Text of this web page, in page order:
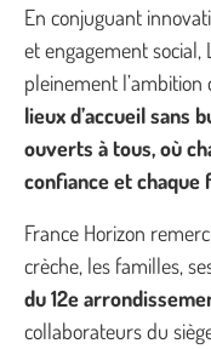
En conjuguant
et engagement social,
pleinement l’ambition
lieux d’accueil sans
ouverts à tous, où
confiance et
France Horizon
crèche, les familles,
du 12e
collaborateurs du